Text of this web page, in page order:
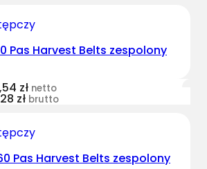
Pas Harvest Belts zespolony
zł netto
zł brutto
Pas Harvest Belts zespolony